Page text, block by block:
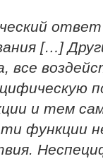
[…]
все
и тем
функции